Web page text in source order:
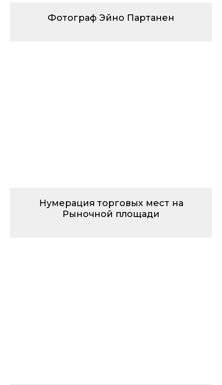
Фотограф Эйно Партанен
Нумерация торговых мест на
Рыночной площади